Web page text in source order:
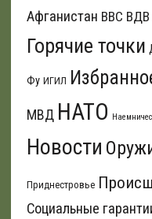
Афганистан ВВС ВДВ
Горячие точки
Фу ИГИЛ
МВД НАТО
Новости
Приднестровье
Социальные